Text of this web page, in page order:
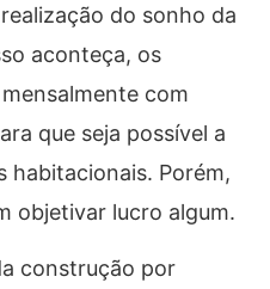
do sonho da
aconteça, os
com
que seja possível a
habitacionais. Porém,
objetivar lucro algum.
construção por